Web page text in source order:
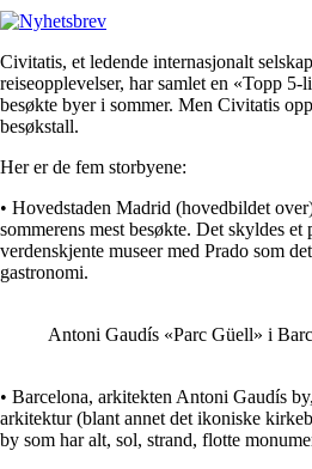
Civitatis, et ledende internasjonalt
reiseopplevelser, har samlet en «Topp 5-
besøkte byer i sommer. Men Civitatis
besøkstall.
Her er de fem storbyene:
• Hovedstaden Madrid (hovedbildet
sommerens mest besøkte. Det skyldes et
verdenskjente museer med Prado som
gastronomi.
Antoni Gaudís «Parc Güell» i
• Barcelona, arkitekten Antoni Gaudís
arkitektur (blant annet det ikoniske
by som har alt, sol, strand, flotte